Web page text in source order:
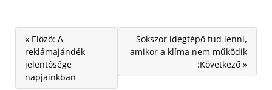
« Előző: A
reklámajándék
jelentősége
napjainkban
Sokszor idegtépő tud lenni,
amikor a klíma nem működik
:Következő »